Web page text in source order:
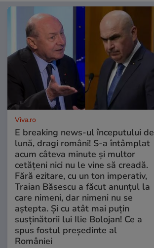
Viva.ro
E breaking news-ul începutului de
lună, dragi români! S-a întâmplat
acum câteva minute și multor
cetățeni nici nu le vine să creadă.
Fără ezitare, cu un ton imperativ,
Traian Băsescu a făcut anunțul la
care nimeni, dar nimeni nu se
aștepta. Și cu atât mai puțin
susținătorii lui Ilie Bolojan! Ce a
spus fostul președinte al
României